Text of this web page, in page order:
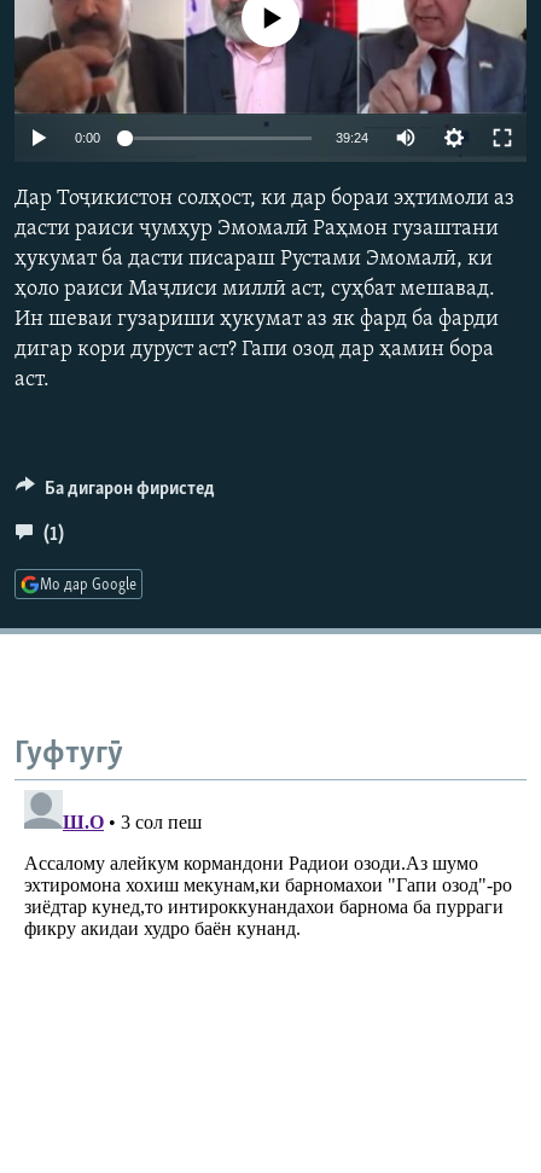
ГУЗОРИШҲОИ РАДИОӢ
Русский
ПАЙГИРӢ КУНЕД
Ҳамаи сомонаҳои RFE/RL
Auto 240p
720p
Феълан кор намекунад
0:00 39:24
480p
1080p
Дар Тоҷикистон солҳост, ки дар бораи эҳтимоли аз
дасти раиси ҷумҳур Эмомалӣ Раҳмон гузаштани
ҳукумат ба дасти писараш Рустами Эмомалӣ, ки
ҳоло раиси Маҷлиси миллӣ аст, суҳбат мешавад.
Ин шеваи гузариши ҳукумат аз як фард ба фарди
дигар кори дуруст аст? Гапи озод дар ҳамин бора
аст.
Ба дигарон фиристед
(1)
Мо дар Google
Гуфтугӯ